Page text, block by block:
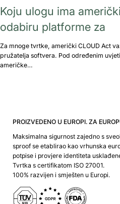
Koju ulogu ima
odabiru platforme za
Za mnoge tvrtke, američki CLOUD Act
pružatelja softvera. Pod određenim
američke…
PROIZVEDENO U EUROPI. ZA
Maksimalna sigurnost zajedno s
sproof se etablirao kao vrhunska
potpise i provjere identiteta
Tvrtka s certifikatom ISO 27001.
100% razvijen i smješten u Europi.